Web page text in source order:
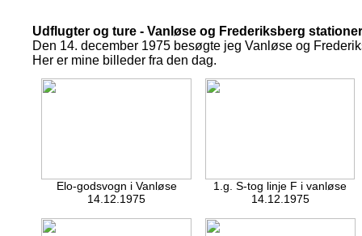
Udflugter og ture - Vanløse og Frederiksberg
Den 14. december 1975 besøgte jeg Vanløse og
Her er mine billeder fra den dag.
Elo-godsvogn i Vanløse
14.12.1975
1.g. S-tog linje F i vanløse
14.12.1975